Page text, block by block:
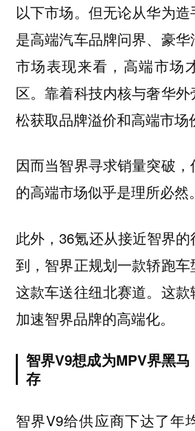
以下市场。但无论从华为
是高端汽车品牌问界、豪
市场表现来看，高端市场
区。靠着科技内核与奢华
松获取品牌溢价和高端市场
因而当智界寻求销量突破
的高端市场似乎是理所必然。
此外，36氪还从接近智界
到，智界正规划一款轿跑
这款车送往纽北赛道。这
加速智界品牌的高端化。
智界V9想成为MPV界黑
存
智界V9给供应商下达了年